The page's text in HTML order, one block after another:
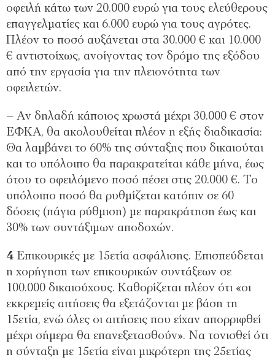
οφειλή κάτω των 20.000 ευρώ για τους ελεύθερους
επαγγελματίες και 6.000 ευρώ για τους αγρότες.
Πλέον το ποσό αυξάνεται στα 30.000 € και 10.000
€ αντιστοίχως, ανοίγοντας τον δρόμο της εξόδου
από την εργασία για την πλειονότητα των
οφειλετών.
– Αν δηλαδή κάποιος χρωστά μέχρι 30.000 € στον
ΕΦΚΑ, θα ακολουθείται πλέον η εξής διαδικασία:
Θα λαμβάνει το 60% της σύνταξης που δικαιούται
και το υπόλοιπο θα παρακρατείται κάθε μήνα, έως
ότου το οφειλόμενο ποσό πέσει στις 20.000 €. Το
υπόλοιπο ποσό θα ρυθμίζεται κατόπιν σε 60
δόσεις (πάγια ρύθμιση) με παρακράτηση έως και
30% των συντάξιμων αποδοχών.
4 Επικουρικές με 15ετία ασφάλισης. Επισπεύδεται
η χορήγηση των επικουρικών συντάξεων σε
100.000 δικαιούχους. Καθορίζεται πλέον ότι «οι
εκκρεμείς αιτήσεις θα εξετάζονται με βάση τη
15ετία, ενώ όλες οι αιτήσεις που είχαν απορριφθεί
μέχρι σήμερα θα επανεξετασθούν». Να τονισθεί ότι
η σύνταξη με 15ετία είναι μικρότερη της 25ετίας